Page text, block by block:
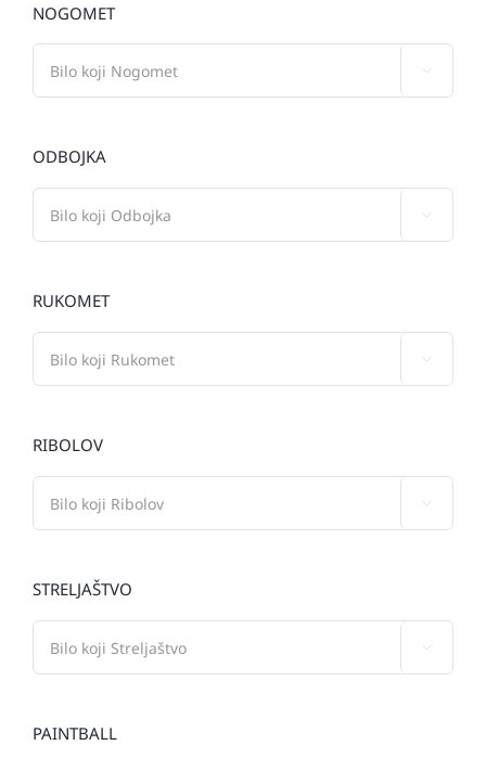
NOGOMET
ODBOJKA
RUKOMET
RIBOLOV
STRELJAŠTVO
PAINTBALL